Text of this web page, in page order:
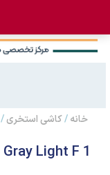
خانه/کاشی استخری/ Gray Light F 1 – کاشی استخری طوسی روشن زمینه سفید پشت توری
Gray Light F 1 – کاشی استخری طوسی روشن زمینه سفید پشت توری